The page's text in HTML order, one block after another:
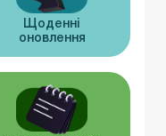
Щоденні
оновлення